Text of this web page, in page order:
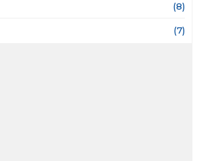
(8)
(7)